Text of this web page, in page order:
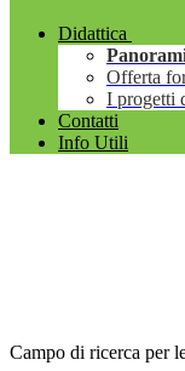
Didattica
Offerta
I progetti
Contatti
Info Utili
Campo di ricerca per